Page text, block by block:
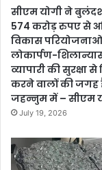
सीएम योगी ने
574 करोड़ रुपए से
विकास
लोकार्पण-
व्यापारी की सुरक्षा
करने वालों की जगह
जहन्नुम में – सीएम
July 19, 2026